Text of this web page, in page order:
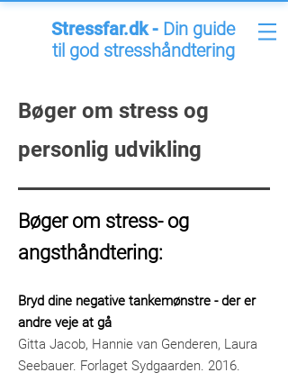
Stressfar.dk - Din guide
til god stresshåndtering
Bøger om stress og
personlig udvikling
Bøger om stress- og
angsthåndtering:
​Bryd dine negative tankemønstre - der er
andre veje at gå
Gitta Jacob, Hannie van Genderen, Laura
Seebauer. Forlaget Sydgaarden. 2016.